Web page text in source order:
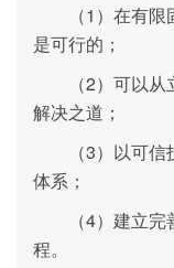
（1 ）在有限
是可行的；
（2）可以从
解决之道；
（3）以可信
体系；
（4）建立完
程。